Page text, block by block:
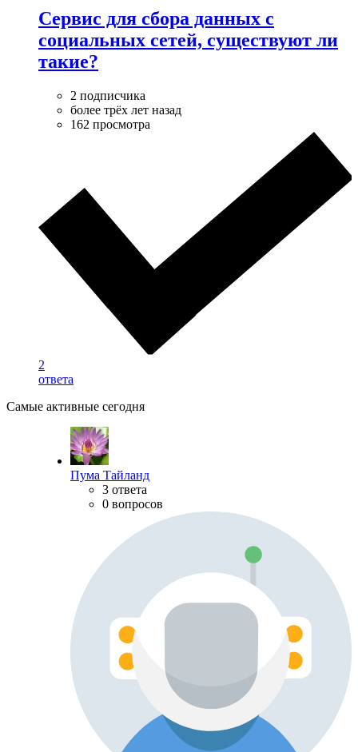
Сервис для сбора данных с
социальных сетей, существуют ли
такие?
2 подписчика
более трёх лет назад
162 просмотра
2
ответа
Самые активные сегодня
Пума Тайланд
3 ответа
0 вопросов